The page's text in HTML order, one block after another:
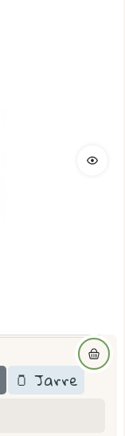
🫙 Jarre